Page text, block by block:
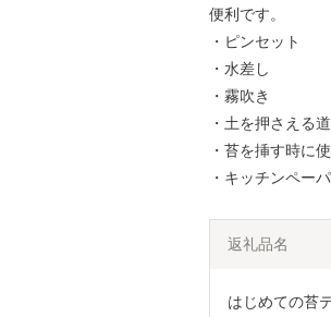
便利です。
・ピンセット
・水差し
・霧吹き
・土を押さえる
・苔を挿す時に
・キッチンペー
返礼品名
はじめての苔